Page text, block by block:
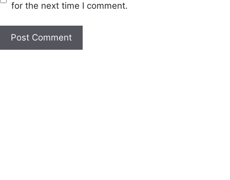
for the next time I comment.